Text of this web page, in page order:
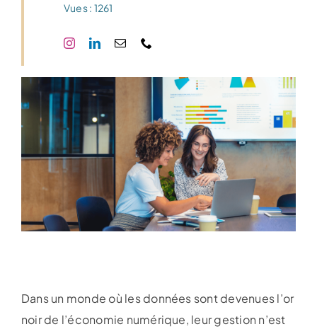
Vues : 1261
Dans un monde où les données sont devenues l’or
noir de l’économie numérique, leur gestion n’est